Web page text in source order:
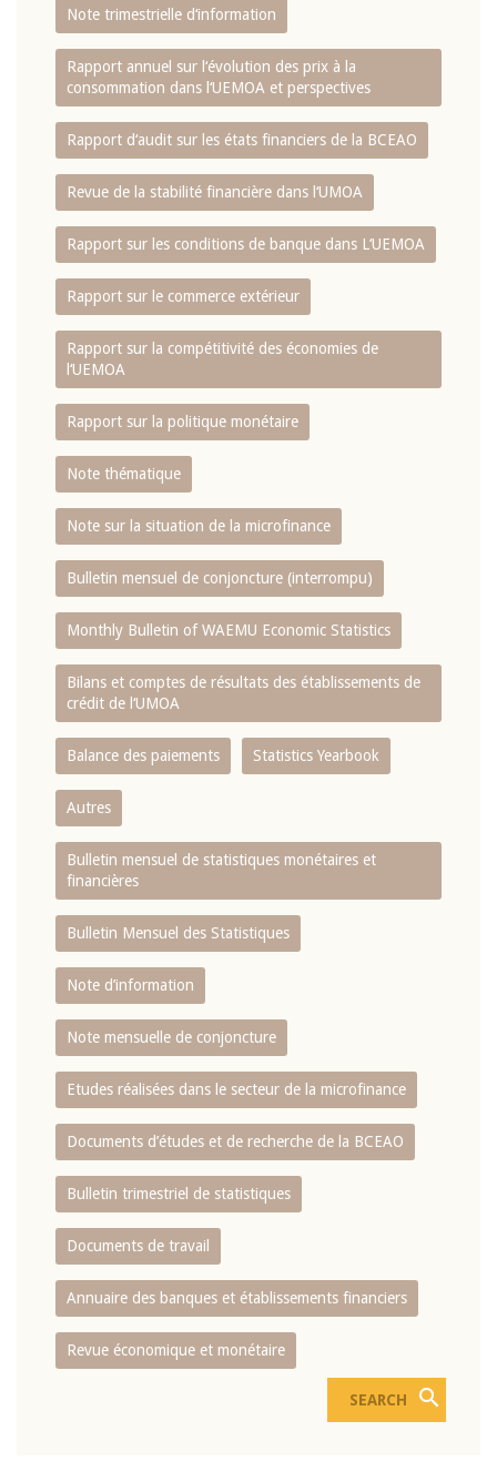
Note trimestrielle d‘information
Rapport annuel sur l‘évolution des prix à la
consommation dans l‘UEMOA et perspectives
Rapport d‘audit sur les états financiers de la BCEAO
Revue de la stabilité financière dans l‘UMOA
Rapport sur les conditions de banque dans L‘UEMOA
Rapport sur le commerce extérieur
Rapport sur la compétitivité des économies de
l‘UEMOA
Rapport sur la politique monétaire
Note thématique
Note sur la situation de la microfinance
Bulletin mensuel de conjoncture (interrompu)
Monthly Bulletin of WAEMU Economic Statistics
Bilans et comptes de résultats des établissements de
crédit de l‘UMOA
Balance des paiements Statistics Yearbook
Autres
Bulletin mensuel de statistiques monétaires et
financières
Bulletin Mensuel des Statistiques
Note d’information
Note mensuelle de conjoncture
Etudes réalisées dans le secteur de la microfinance
Documents d’études et de recherche de la BCEAO
Bulletin trimestriel de statistiques
Documents de travail
Annuaire des banques et établissements financiers
Revue économique et monétaire